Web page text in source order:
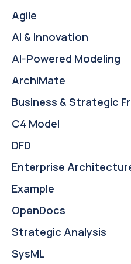
Agile
AI & Innovation
AI-Powered Modeling
ArchiMate
Business & Strategic
C4 Model
DFD
Enterprise
Example
OpenDocs
Strategic Analysis
SysML